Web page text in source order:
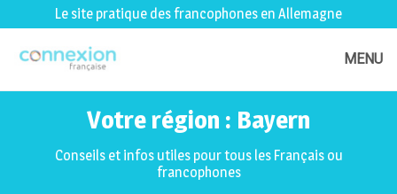
Le site pratique des francophones en Allemagne
MENU
Votre région : Bayern
Conseils et infos utiles pour tous les Français ou
francophones